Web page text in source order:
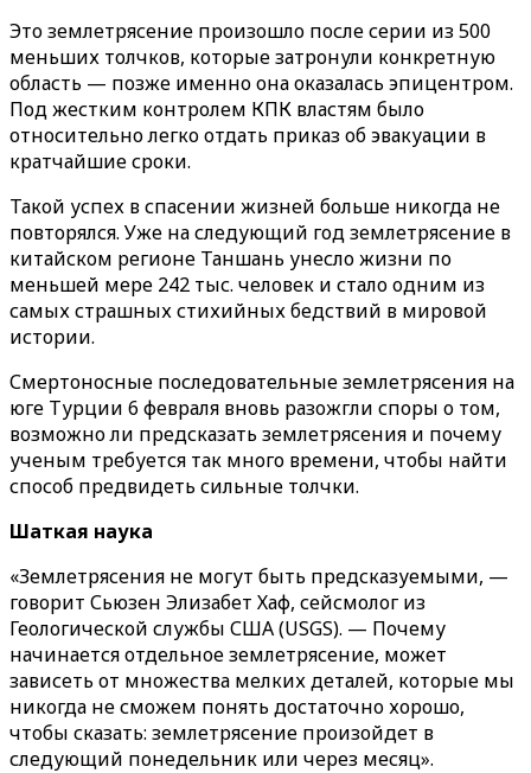
Это землетрясение произошло после серии из 500
меньших толчков, которые затронули конкретную
область — позже именно она оказалась эпицентром.
Под жестким контролем КПК властям было
относительно легко отдать приказ об эвакуации в
кратчайшие сроки.
Такой успех в спасении жизней больше никогда не
повторялся. Уже на следующий год землетрясение в
китайском регионе Таншань унесло жизни по
меньшей мере 242 тыс. человек и стало одним из
самых страшных стихийных бедствий в мировой
истории.
Смертоносные последовательные землетрясения на
юге Турции 6 февраля вновь разожгли споры о том,
возможно ли предсказать землетрясения и почему
ученым требуется так много времени, чтобы найти
способ предвидеть сильные толчки.
Шаткая наука
«Землетрясения не могут быть предсказуемыми, —
говорит Сьюзен Элизабет Хаф, сейсмолог из
Геологической службы США (USGS). — Почему
начинается отдельное землетрясение, может
зависеть от множества мелких деталей, которые мы
никогда не сможем понять достаточно хорошо,
чтобы сказать: землетрясение произойдет в
следующий понедельник или через месяц».